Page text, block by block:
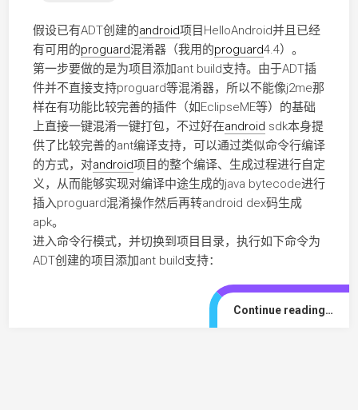
假设已有ADT创建的android项目HelloAndroid并且已经
有可用的proguard混淆器（我用的proguard4.4）。
第一步要做的是为项目添加ant build支持。由于ADT插
件并不直接支持proguard等混淆器，所以不能像j2me那
样在有功能比较完善的插件（如EclipseME等）的基础
上直接一键混淆一键打包，不过好在android sdk本身提
供了比较完善的ant编译支持，可以通过类似命令行编译
的方式，对android项目的整个编译、生成过程进行自定
义，从而能够实现对编译中途生成的java bytecode进行
插入proguard混淆操作然后再转android dex码生成
apk。
进入命令行模式，并切换到项目目录，执行如下命令为
ADT创建的项目添加ant build支持：
Continue reading…